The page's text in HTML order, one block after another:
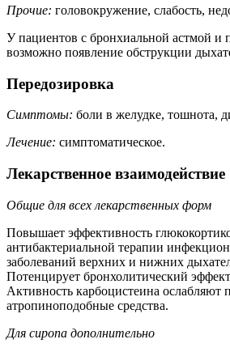
Прочие: головокружение, слабость,
У пациентов с бронхиальной астмой и
возможно появление обструкции
Передозировка
Симптомы: боли в желудке, тошнота,
Лечение: симптоматическое.
Лекарственное взаимодействие
Общие для всех лекарственных форм
Повышает эффективность
антибактериальной терапии
заболеваний верхних и нижних
Потенцирует бронхолитический
Активность карбоцистеина ослабляют
атропиноподобные средства.
Для сиропа дополнительно